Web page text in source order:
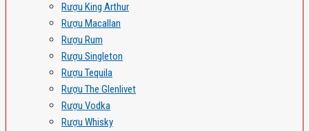
Rượu King Arthur
Rượu Macallan
Rượu Rum
Rượu Singleton
Rượu Tequila
Rượu The Glenlivet
Rượu Vodka
Rượu Whisky